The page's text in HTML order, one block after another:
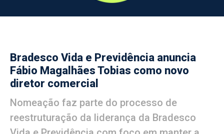
Bradesco Vida e Previdência anuncia
Fábio Magalhães Tobias como novo
diretor comercial
Nomeação faz parte do processo de
reestruturação da liderança da Bradesco